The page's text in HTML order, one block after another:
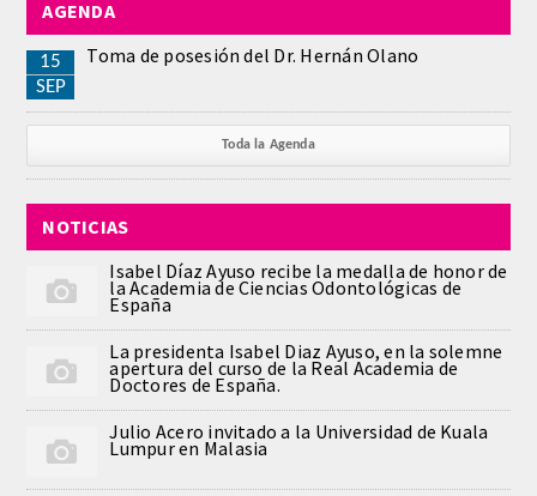
REGLAMENTO
ACADEMICOS
CIENCIAS BASICAS MEDICAS
AFINES A LA ODONTOLOGIA
HUMANIDADES Y CIENCIAS
MEDICO-JURIDICAS
PREVENCION,PROMOCION DE LA
SALUD Y GESTION NUEVAS
AGENDA
15
SEP
Toma de posesión del Dr. Hernán Olano
Toda la Agenda
NOTICIAS
Isabel Díaz Ayuso recibe la medalla de honor de
la Academia de Ciencias Odontológicas de
España
La presidenta Isabel Diaz Ayuso, en la solemne
apertura del curso de la Real Academia de
Doctores de España.
Julio Acero invitado a la Universidad de Kuala
Lumpur en Malasia